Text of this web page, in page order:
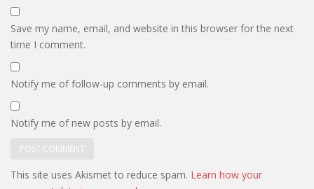
Save my name, email, and website in this browser for the next
time I comment.
Notify me of follow-up comments by email.
Notify me of new posts by email.
This site uses Akismet to reduce spam. Learn how your